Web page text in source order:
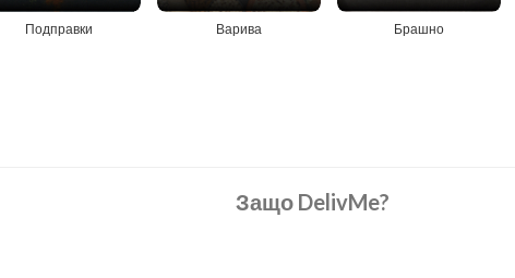
Подправки Варива Брашно
Защо DelivMe?